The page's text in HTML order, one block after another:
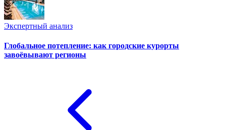
Экспертный анализ
Глобальное потепление: как городские курорты
завоёвывают регионы